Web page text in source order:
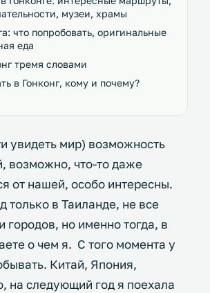
музеи, храмы
что попробовать, оригинальные
еда
тремя словами
в Гонконг, кому и почему?
увидеть мир) возможность
возможно, что-то даже
от нашей, особо интересны.
только в Таиланде, не все
городов, но именно тогда, в
о чем я. С того момента у
Китай, Япония,
на следующий год я поехала